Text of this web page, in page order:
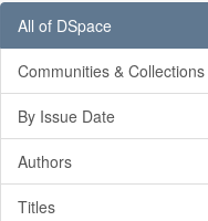
All of DSpace
Communities & Collections
By Issue Date
Authors
Titles